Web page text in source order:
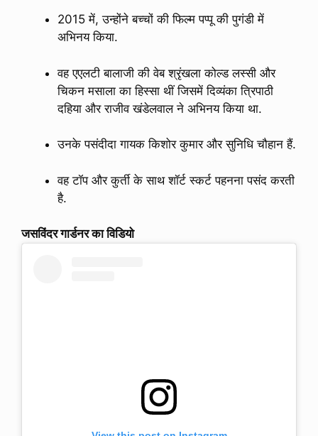
2015 में, उन्होंने बच्चों की फिल्म पप्पू की पुगंडी में
अभिनय किया.
वह एएलटी बालाजी की वेब श्रृंखला कोल्ड लस्सी और
चिकन मसाला का हिस्सा थीं जिसमें दिव्यंका त्रिपाठी
दहिया और राजीव खंडेलवाल ने अभिनय किया था.
उनके पसंदीदा गायक किशोर कुमार और सुनिधि चौहान हैं.
वह टॉप और कुर्ती के साथ शॉर्ट स्कर्ट पहनना पसंद करती
है.
जसविंदर गार्डनर का विडियो